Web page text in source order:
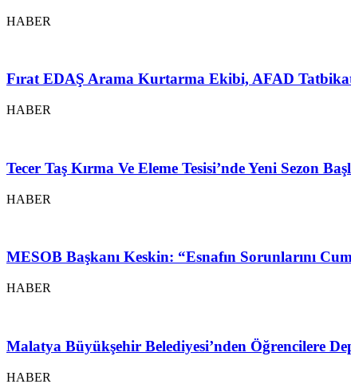
HABER
Fırat EDAŞ Arama Kurtarma Ekibi, AFAD
HABER
Tecer Taş Kırma Ve Eleme Tesisi’nde Yeni Sezon
HABER
MESOB Başkanı Keskin: “Esnafın Sorunlarını
HABER
Malatya Büyükşehir Belediyesi’nden Öğrencilere
HABER